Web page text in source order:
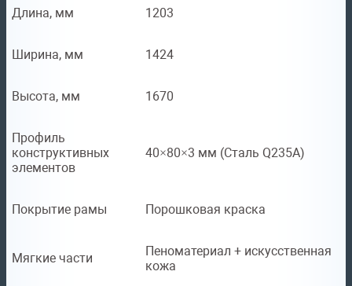
Длина, мм 1203
Ширина, мм 1424
Высота, мм 1670
Профиль
конструктивных
элементов
40×80×3 мм (Сталь Q235A)
Покрытие рамы Порошковая краска
Мягкие части
Пеноматериал + искусственная
кожа